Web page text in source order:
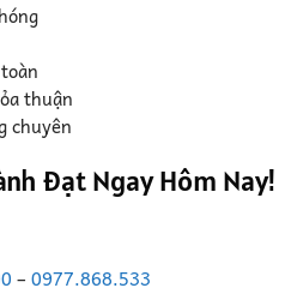
thuận
chuyên
Đạt Ngay Hôm Nay!
–0977.868.533